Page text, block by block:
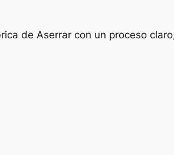
de Aserrar con un proceso